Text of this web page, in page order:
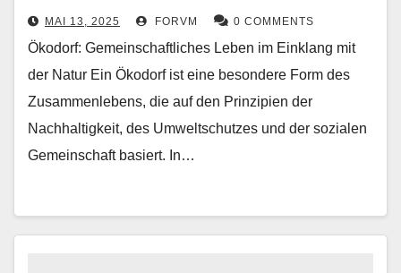
MAI 13, 2025 FORVM 0 COMMENTS
Ökodorf: Gemeinschaftliches Leben im Einklang mit
der Natur Ein Ökodorf ist eine besondere Form des
Zusammenlebens, die auf den Prinzipien der
Nachhaltigkeit, des Umweltschutzes und der sozialen
Gemeinschaft basiert. In…